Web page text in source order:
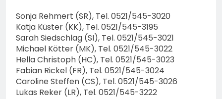
Sonja Rehmert (SR), Tel. 0521/545-3020
Katja Küster (KK), Tel. 0521/545-3195
Sarah Siedschlag (SI), Tel. 0521/545-3021
Michael Kötter (MK), Tel. 0521/545-3022
Hella Christoph (HC), Tel. 0521/545-3023
Fabian Rickel (FR), Tel. 0521/545-3024
Caroline Steffen (CS), Tel. 0521/545-3026
Lukas Reker (LR), Tel. 0521/545-3222